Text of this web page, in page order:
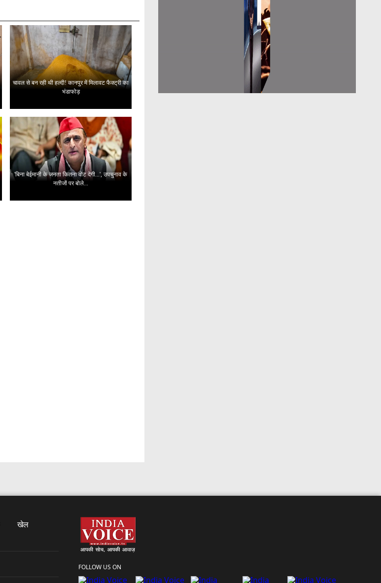
चावल से बन रही थी हल्दी! कानपुर में मिलावट फैक्ट्री का
भंडाफोड़
'बिना बेईमानी के जनता कितना वोट देगी...', उपचुनाव के
नतीजों पर बोले...
खेल
FOLLOW US ON